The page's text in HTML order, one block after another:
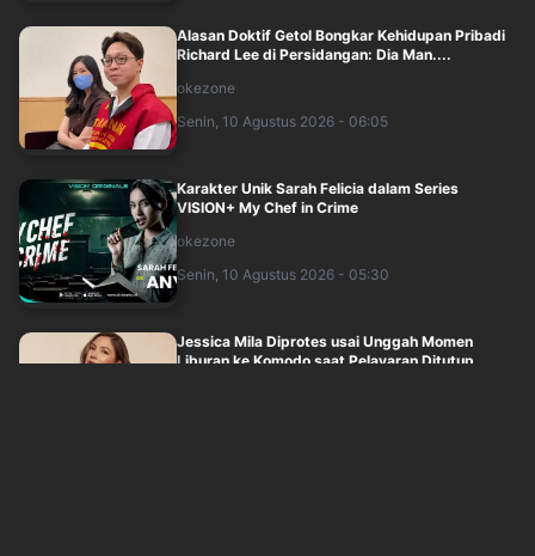
Alasan Doktif Getol Bongkar Kehidupan Pribadi
Richard Lee di Persidangan: Dia Man....
okezone
Senin, 10 Agustus 2026 - 06:05
Karakter Unik Sarah Felicia dalam Series
VISION+ My Chef in Crime
okezone
Senin, 10 Agustus 2026 - 05:30
Jessica Mila Diprotes usai Unggah Momen
Liburan ke Komodo saat Pelayaran Ditutup